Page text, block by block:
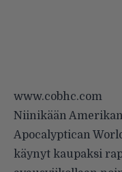
www.cobhc.com
Niinikään
Apocalyptican
käynyt kaupaksi